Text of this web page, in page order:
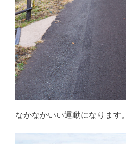
なかなかいい運動になります。